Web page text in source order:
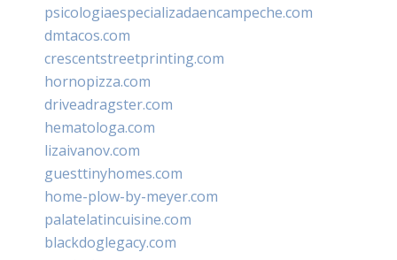
psicologiaespecializadaencampeche.com
dmtacos.com
crescentstreetprinting.com
hornopizza.com
driveadragster.com
hematologa.com
lizaivanov.com
guesttinyhomes.com
home-plow-by-meyer.com
palatelatincuisine.com
blackdoglegacy.com